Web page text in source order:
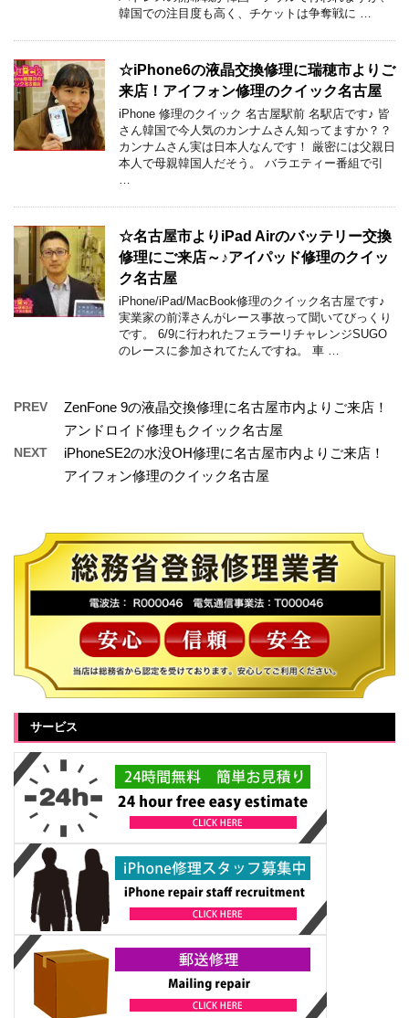
韓国での注目度も高く、チケットは争奪戦に …
☆iPhone6の液晶交換修理に瑞穂市よりご
来店！アイフォン修理のクイック名古屋
iPhone 修理のクイック 名古屋駅前 名駅店です♪ 皆
さん韓国で今人気のカンナムさん知ってますか？？
カンナムさん実は日本人なんです！ 厳密には父親日
本人で母親韓国人だそう。 バラエティー番組で引
☆名古屋市よりiPad Airのバッテリー交換
修理にご来店～♪アイパッド修理のクイッ
ク名古屋
iPhone/iPad/MacBook修理のクイック名古屋です♪
実業家の前澤さんがレース事故って聞いてびっくり
です。 6/9に行われたフェラーリチャレンジSUGO
のレースに参加されてたんですね。 車 …
PREV
ZenFone 9の液晶交換修理に名古屋市内よりご来店！
アンドロイド修理もクイック名古屋
NEXT
iPhoneSE2の水没OH修理に名古屋市内よりご来店！
アイフォン修理のクイック名古屋
サービス